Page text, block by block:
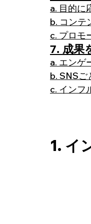
a. 目的に
b. コンテ
c. プロモ
7. 成果
a. エンゲ
b. SNSご
c. インフ
1. イ